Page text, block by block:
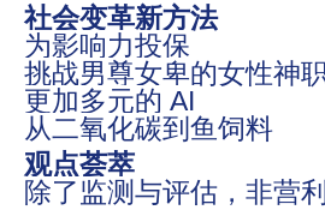
社会变革新方法
为影响力投保
挑战男尊女卑的女性神
更加多元的 AI
从二氧化碳到鱼饲料
观点荟萃
除了监测与评估，非营